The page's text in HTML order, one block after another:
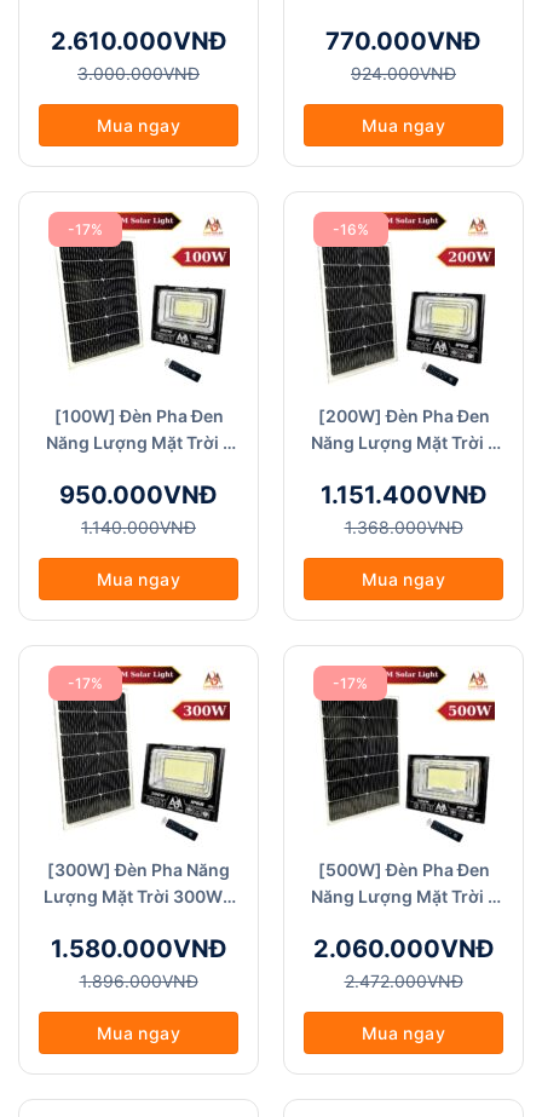
800W)
2.610.000VNĐ
3.000.000VNĐ
Mua ngay
60W), Chống Nước IP68
770.000VNĐ
924.000VNĐ
Mua ngay
-17%
[100W] Đèn Pha Đen
Năng Lượng Mặt Trời -
100W), Chống Nước
IP68
950.000VNĐ
1.140.000VNĐ
Mua ngay
-16%
[200W] Đèn Pha Đen
Năng Lượng Mặt Trời –
200W)
1.151.400VNĐ
1.368.000VNĐ
Mua ngay
-17%
[300W] Đèn Pha Năng
Lượng Mặt Trời 300W -
300W)
1.580.000VNĐ
1.896.000VNĐ
Mua ngay
-17%
[500W] Đèn Pha Đen
Năng Lượng Mặt Trời -
500W), Chống Nước
IP68
2.060.000VNĐ
2.472.000VNĐ
Mua ngay